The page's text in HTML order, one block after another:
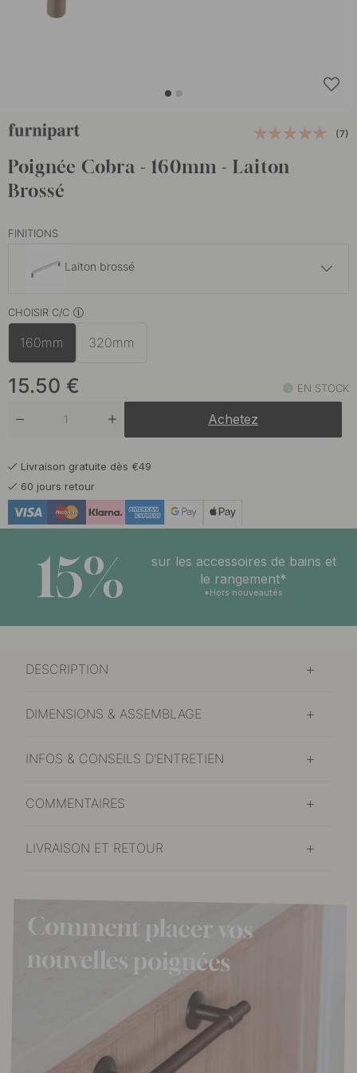
(7)
Poignée Cobra - 160mm - Laiton
Brossé
FINITIONS
Laiton brossé
Gunmetal
CHOISIR C/C
160mm 320mm
15.50 € EN STOCK
Achetez
Livraison gratuite dès €49
60 jours retour
15%
sur les accessoires de bains et
le rangement*
*Hors nouveautés
DESCRIPTION
DIMENSIONS & ASSEMBLAGE
INFOS & CONSEILS D'ENTRETIEN
COMMENTAIRES
LIVRAISON ET RETOUR